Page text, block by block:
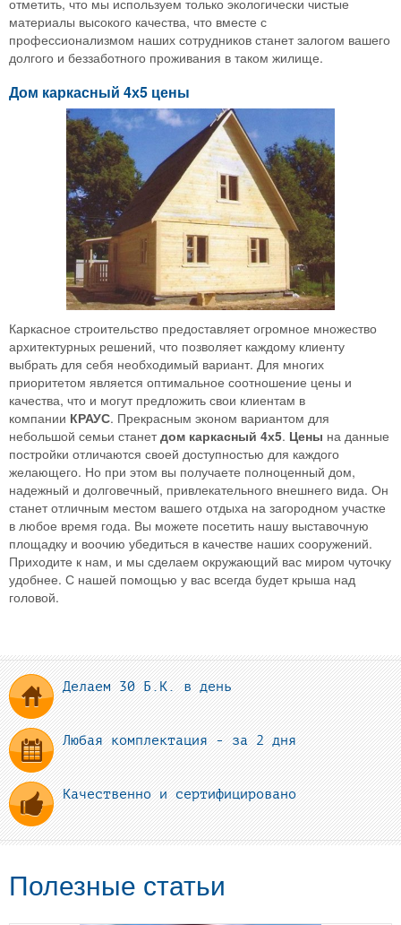
материалы высокого качества, что вместе с
профессионализмом наших сотрудников станет залогом вашего
долгого и беззаботного проживания в таком жилище.
Дом каркасный 4х5 цены
Каркасное строительство предоставляет огромное множество
архитектурных решений, что позволяет каждому клиенту
выбрать для себя необходимый вариант. Для многих
приоритетом является оптимальное соотношение цены и
качества, что и могут предложить свои клиентам в
компании КРАУС. Прекрасным эконом вариантом для
небольшой семьи станетдом каркасный 4х5. Цены на данные
постройки отличаются своей доступностью для каждого
желающего. Но при этом вы получаете полноценный дом,
надежный и долговечный, привлекательного внешнего вида. Он
станет отличным местом вашего отдыха на загородном участке
в любое время года. Вы можете посетить нашу выставочную
площадку и воочию убедиться в качестве наших сооружений.
Приходите к нам, и мы сделаем окружающий вас миром чуточку
удобнее. С нашей помощью у вас всегда будет крыша над
головой.
Делаем 30 Б.К. в день
Любая комплектация - за 2 дня
Качественно и сертифицировано
Полезные статьи